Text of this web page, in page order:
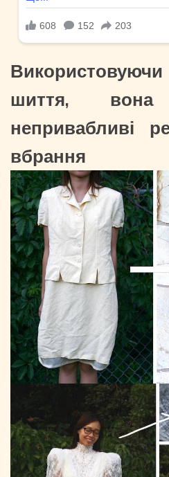
шиття, вона
непривабливі
вбрання